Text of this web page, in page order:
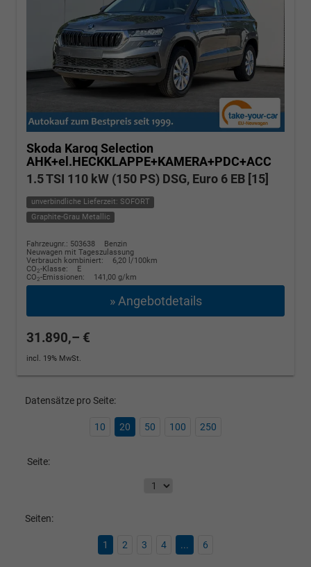
Skoda Karoq Selection
AHK+el.HECKKLAPPE+KAMERA+PDC+ACC
1.5 TSI 110 kW (150 PS) DSG, Euro 6 EB [15]
unverbindliche Lieferzeit: SOFORT
Graphite-Grau Metallic
Fahrzeugnr.: 503638
Benzin
Neuwagen mit Tageszulassung
Verbrauch kombiniert:
6,20 l/100km
CO2-Klasse:
E
CO2-Emissionen: 141,00 g/km
» Angebotdetails
31.890,– €
incl. 19% MwSt.
Datensätze pro Seite:
10 20 50 100 250
Seite:
Seiten:
1 2 3 4 ... 6